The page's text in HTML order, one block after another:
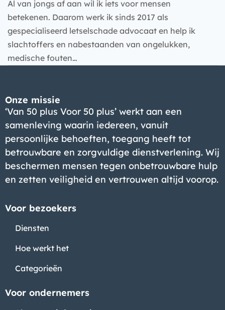
Bedrijf
Al van jongs af aan wil ik iets voor mensen
betekenen. Daarom werk ik sinds 2017 als
gespecialiseerd letselschade advocaat en help ik
slachtoffers en nabestaanden van ongelukken,
medische fouten…
Onze missie
‘Van 50 plus Voor 50 plus’ werkt aan een
samenleving waarin iedereen, vanuit
persoonlijke behoeften, toegang heeft tot
betrouwbare en zorgvuldige dienstverlening. Wij
beschermen mensen tegen onbetrouwbare hulp
en zetten veiligheid en vertrouwen altijd voorop.
Voor bezoekers
Diensten
Hoe werkt het
Categorieën
Voor ondernemers